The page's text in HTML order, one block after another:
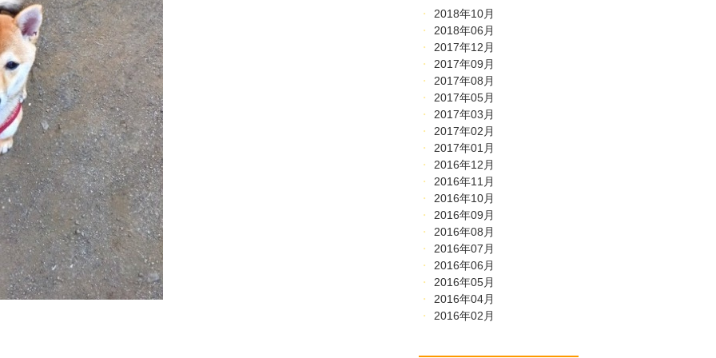
2018年10月
2018年06月
2017年12月
2017年09月
2017年08月
2017年05月
2017年03月
2017年02月
2017年01月
2016年12月
2016年11月
2016年10月
2016年09月
2016年08月
2016年07月
2016年06月
2016年05月
2016年04月
2016年02月